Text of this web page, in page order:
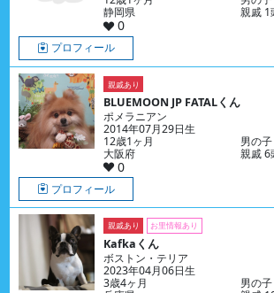
静岡県
親戚 1
0
プロフィール
親戚あり
BLUEMOON JP FATALくん
ポメラニアン
2014年07月29日生
12歳1ヶ月
男の子
大阪府
親戚 6
0
プロフィール
親戚あり お里情報あり
Kafkaくん
ボストン・テリア
2023年04月06日生
3歳4ヶ月
男の子